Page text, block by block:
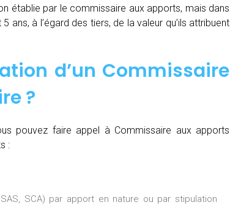
établie par le commissaire aux apports, mais dans
à l’égard des tiers, de la valeur qu’ils attribuent
d’un Commissaire
?
pouvez faire appel à Commissaire aux apports
:
SAS, SCA) par apport en nature ou par stipulation